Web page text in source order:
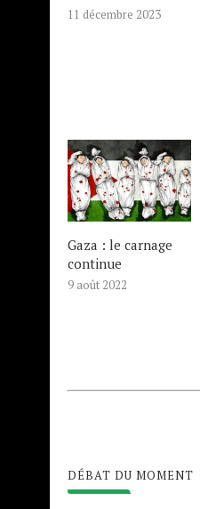
11 décembre 2023
Gaza : le carnage
continue
9 août 2022
DÉBAT DU MOMENT